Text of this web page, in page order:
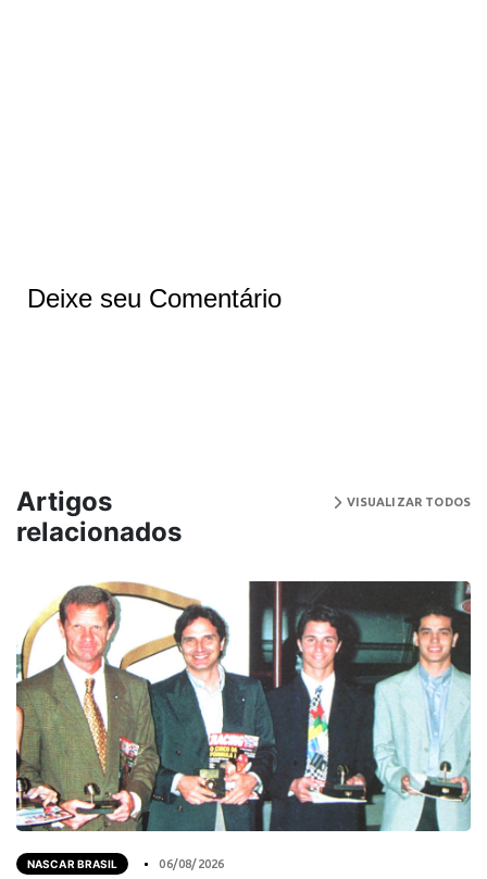
Deixe seu Comentário
Artigos
relacionados
VISUALIZAR TODOS
NASCAR BRASIL 06/08/2026